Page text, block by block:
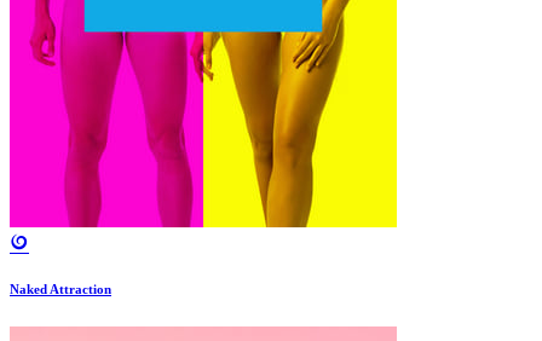
Naked Attraction